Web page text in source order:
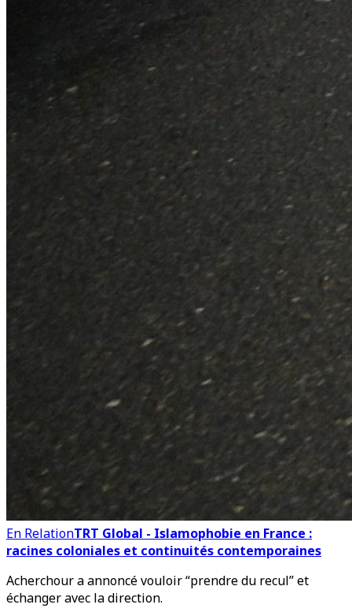
En RelationTRT Global - Islamophobie en France :
racines coloniales et continuités contemporaines
Acherchour a annoncé vouloir “prendre du recul” et
échanger avec la direction.